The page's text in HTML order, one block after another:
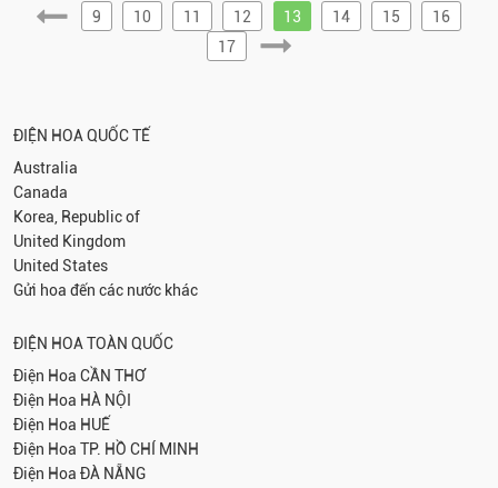
9 10 11 12 13 14 15
16
17
ĐIỆN HOA QUỐC TẾ
Australia
Canada
Korea, Republic of
United Kingdom
United States
Gửi hoa đến các nước khác
ĐIỆN HOA TOÀN QUỐC
Điện Hoa CẦN THƠ
Điện Hoa HÀ NỘI
Điện Hoa HUẾ
Điện Hoa TP. HỒ CHÍ MINH
Điện Hoa ĐÀ NẴNG